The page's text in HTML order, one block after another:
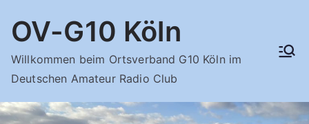
InhaltOV-G10 Köln
Willkommen beim Ortsverband G10 Köln im
Deutschen Amateur Radio Club